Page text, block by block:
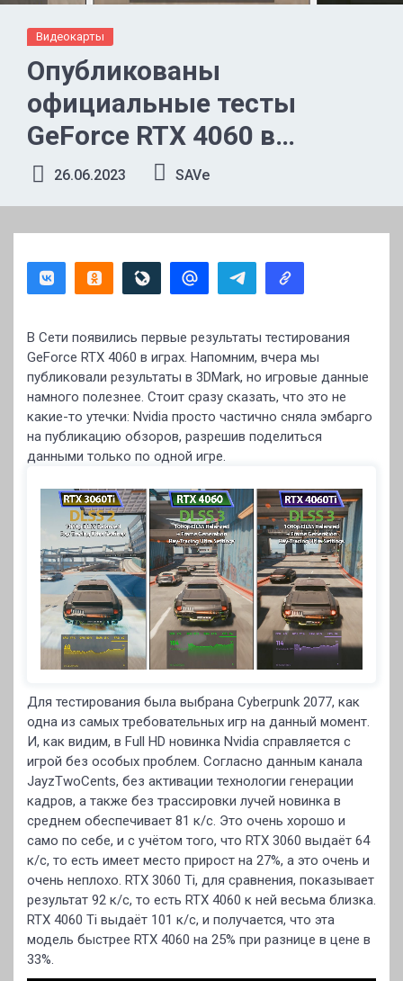
Видеокарты
Опубликованы
официальные тесты
GeForce RTX 4060 в
Cyberpunk 2077
26.06.2023 SAVe
В Сети появились первые результаты тестирования
GeForce RTX 4060 в играх. Напомним, вчера мы
публиковали результаты в 3DMark, но игровые данные
намного полезнее. Стоит сразу сказать, что это не
какие-то утечки: Nvidia просто частично сняла эмбарго
на публикацию обзоров, разрешив поделиться
данными только по одной игре.
Для тестирования была выбрана Cyberpunk 2077, как
одна из самых требовательных игр на данный момент.
И, как видим, в Full HD новинка Nvidia справляется с
игрой без особых проблем. Согласно данным канала
JayzTwoCents, без активации технологии генерации
кадров, а также без трассировки лучей новинка в
среднем обеспечивает 81 к/с. Это очень хорошо и
само по себе, и с учётом того, что RTX 3060 выдаёт 64
к/с, то есть имеет место прирост на 27%, а это очень и
очень неплохо. RTX 3060 Ti, для сравнения, показывает
результат 92 к/с, то есть RTX 4060 к ней весьма близка.
RTX 4060 Ti выдаёт 101 к/с, и получается, что эта
модель быстрее RTX 4060 на 25% при разнице в цене в
33%.